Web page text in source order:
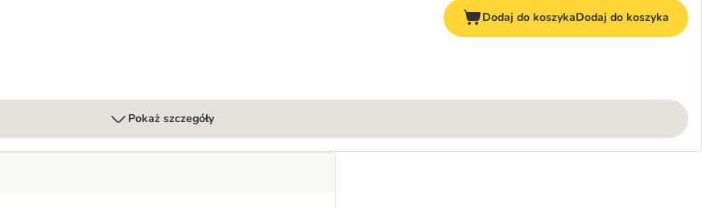
Dodaj do koszykaDodaj do koszyka
Pokaż szczegóły